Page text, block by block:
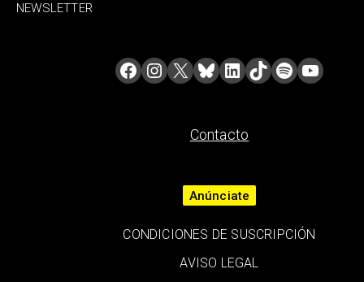
NEWSLETTER
Contacto
Anúnciate
CONDICIONES DE SUSCRIPCIÓN
AVISO LEGAL